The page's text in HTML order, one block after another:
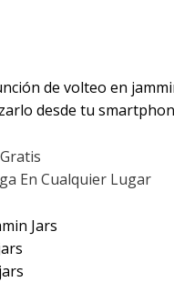
de volteo en
desde tu
En Cualquier Lugar
Jars